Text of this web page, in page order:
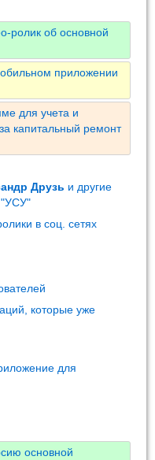
ролик об основной
приложении
для учета и
капитальный ремонт
Друзь и другие
"УСУ"
в соц. сетях
которые уже
для
основной